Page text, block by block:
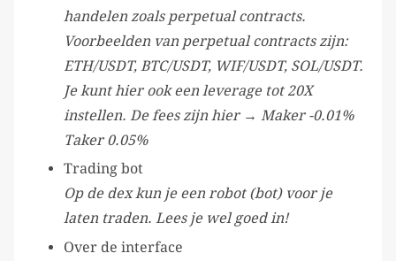
handelen zoals perpetual contracts.
Voorbeelden van perpetual contracts zijn:
ETH/USDT, BTC/USDT, WIF/USDT, SOL/USDT.
Je kunt hier ook een leverage tot 20X
instellen. De fees zijn hier → Maker -0.01%
Taker 0.05%
Trading bot
Op de dex kun je een robot (bot) voor je
laten traden. Lees je wel goed in!
Over de interface